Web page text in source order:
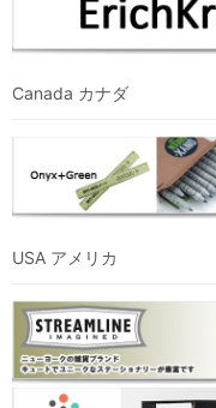
Canada カナダ
USA アメリカ